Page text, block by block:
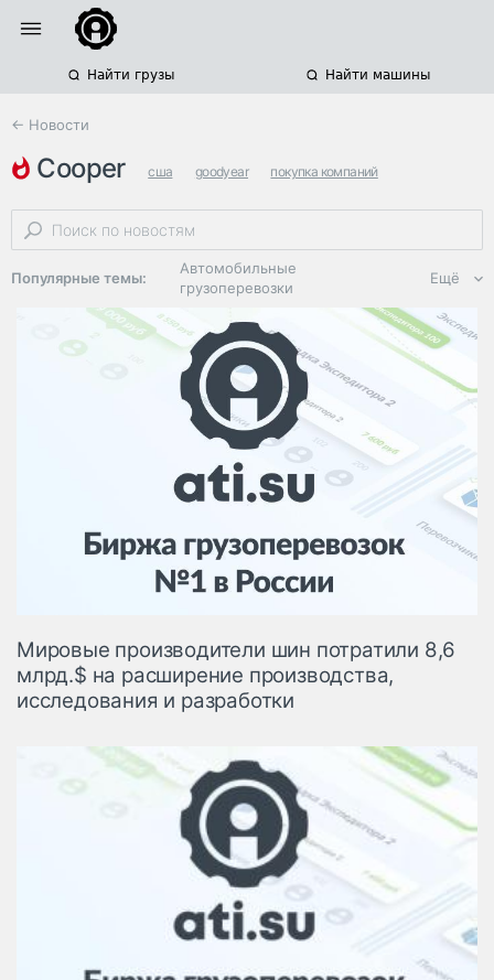
Найти грузы Найти машины
← Новости
cooper сша goodyear покупка компаний
Популярные темы:
Автомобильные
грузоперевозки
Региональная
логистика
ЭДО, ИТ в
логистике
Дороги,
инфраструктура
Логистика, грузы
Негабаритные и
опасные грузы
Безопасность и
Таможня и ВЭД
Склады и
Коммерческий
транспорт
Спецтехника
Автосервис,
запчасти, шины
Топливо, масла и
Ещё
Мировые производители шин потратили 8,6
млрд.$ на расширение производства,
исследования и разработки